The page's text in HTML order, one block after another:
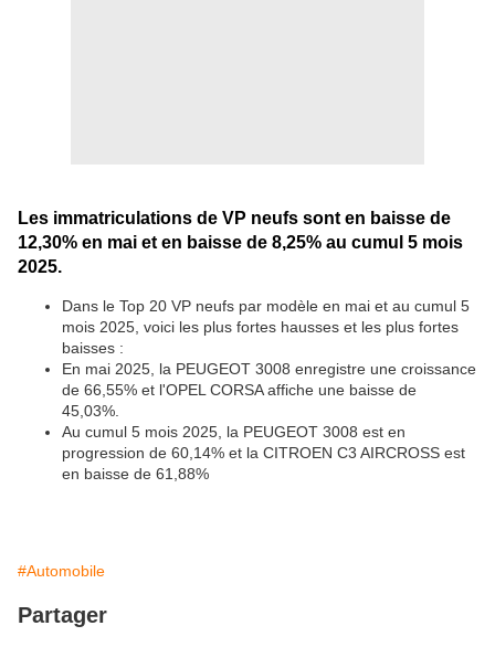
Les immatriculations de VP neufs sont en baisse de
12,30% en mai et en baisse de 8,25% au cumul 5 mois
2025.
Dans le Top 20 VP neufs par modèle en mai et au cumul 5
mois 2025, voici les plus fortes hausses et les plus fortes
baisses :
En mai 2025, la PEUGEOT 3008 enregistre une croissance
de 66,55% et l'OPEL CORSA affiche une baisse de
45,03%.
Au cumul 5 mois 2025, la PEUGEOT 3008 est en
progression de 60,14% et la CITROEN C3 AIRCROSS est
en baisse de 61,88%
#Automobile
Partager